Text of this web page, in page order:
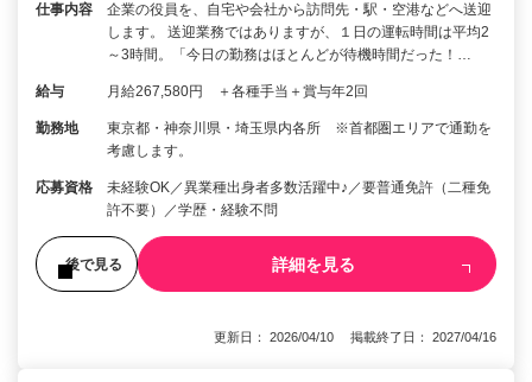
仕事内容
企業の役員を、自宅や会社から訪問先・駅・空港などへ送迎
します。 送迎業務ではありますが、１日の運転時間は平均2
～3時間。「今日の勤務はほとんどが待機時間だった！…
給与 月給267,580円 ＋各種手当＋賞与年2回
勤務地
東京都・神奈川県・埼玉県内各所 ※首都圏エリアで通勤を
考慮します。
応募資格
未経験OK／異業種出身者多数活躍中♪／要普通免許（二種免
許不要）／学歴・経験不問
後で見る 詳細を見る
更新日： 2026/04/10 掲載終了日： 2027/04/16